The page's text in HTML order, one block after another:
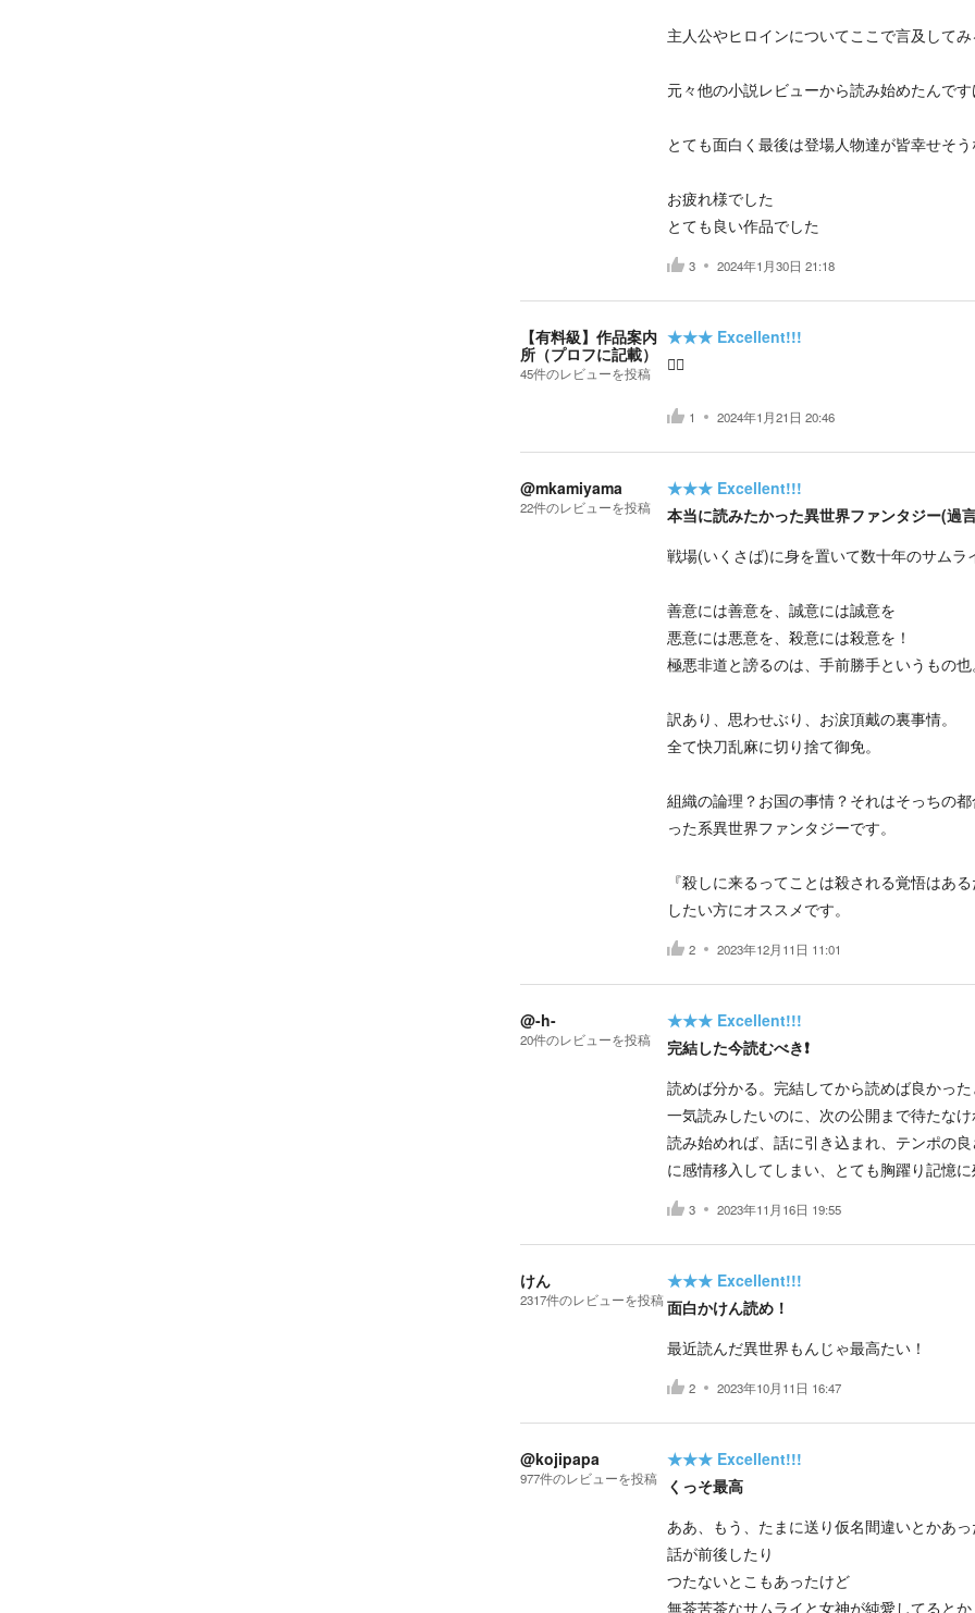
主人公やヒロインについてここで言及して
元々他の小説レビューから読み始めたんで
とても面白く最後は登場人物達が皆幸せそ
お疲れ様でした
とても良い作品でした
3 2024年1月30日 21:18
【有料級】作品案内
所（プロフに記載）
45件のレビューを投稿
★★★ Excellent!!!
👍🏻
1 2024年1月21日 20:46
@mkamiyama
22件のレビューを投稿
★★★ Excellent!!!
本当に読みたかった異世界ファンタジー(過
戦場(いくさば)に身を置いて数十年のサムラ
善意には善意を、誠意には誠意を
悪意には悪意を、殺意には殺意を！
極悪非道と謗るのは、手前勝手というもの也
訳あり、思わせぶり、お涙頂戴の裏事情。
全て快刀乱麻に切り捨て御免。
組織の論理？お国の事情？それはそっちの
った系異世界ファンタジーです。
『殺しに来るってことは殺される覚悟はあ
したい方にオススメです。
2 2023年12月11日 11:01
@-h-
20件のレビューを投稿
★★★ Excellent!!!
完結した今読むべき❗
読めば分かる。完結してから読めば良かっ
一気読みしたいのに、次の公開まで待たな
読み始めれば、話に引き込まれ、テンポの
に感情移入してしまい、とても胸躍り記憶
3 2023年11月16日 19:55
けん
2317件のレビューを投稿
★★★ Excellent!!!
面白かけん読め！
最近読んだ異世界もんじゃ最高たい！
2 2023年10月11日 16:47
@kojipapa
977件のレビューを投稿
★★★ Excellent!!!
くっそ最高
ああ、もう、たまに送り仮名間違いとかあ
話が前後したり
つたないとこもあったけど
無茶苦茶なサムライと女神が純愛してるとか